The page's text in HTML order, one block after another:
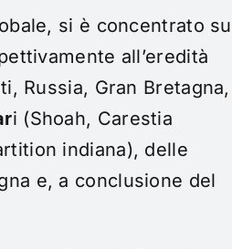
si è concentrato su
all’eredità
Russia, Gran Bretagna,
i (Shoah, Carestia
indiana), delle
e, a conclusione del